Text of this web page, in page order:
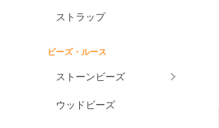
アメトリン
アンモライト
出雲石
ストラップ
ビーズ・ルース
ストーンビーズ
ウッドビーズ